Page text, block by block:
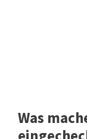
Was